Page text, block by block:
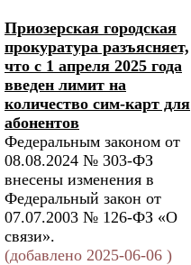
Приозерская городская
прокуратура разъясняет,
что с 1 апреля 2025 года
введен лимит на
количество сим-карт для
абонентов
Федеральным законом от
08.08.2024 № 303-ФЗ
внесены изменения в
Федеральный закон от
07.07.2003 № 126-ФЗ «О
связи».
(добавлено 2025-06-06 )